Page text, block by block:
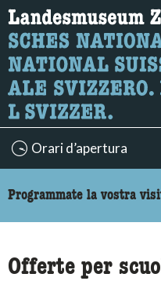
Ricerca
Qui è possibile cercare i
Orari d’apertura
Programmate la vostra
Offerte per